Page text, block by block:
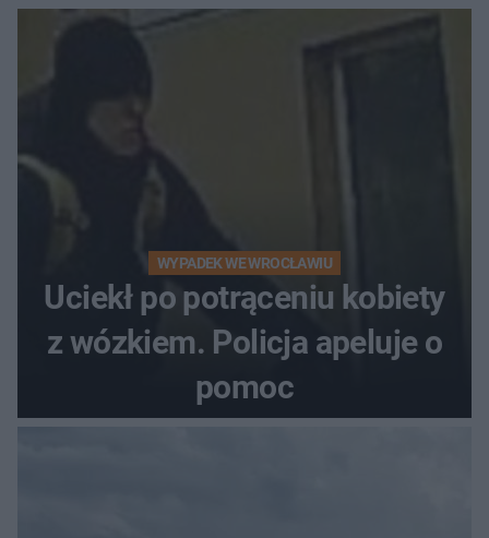
WYPADEK WE WROCŁAWIU
Uciekł po potrąceniu kobiety
z wózkiem. Policja apeluje o
pomoc